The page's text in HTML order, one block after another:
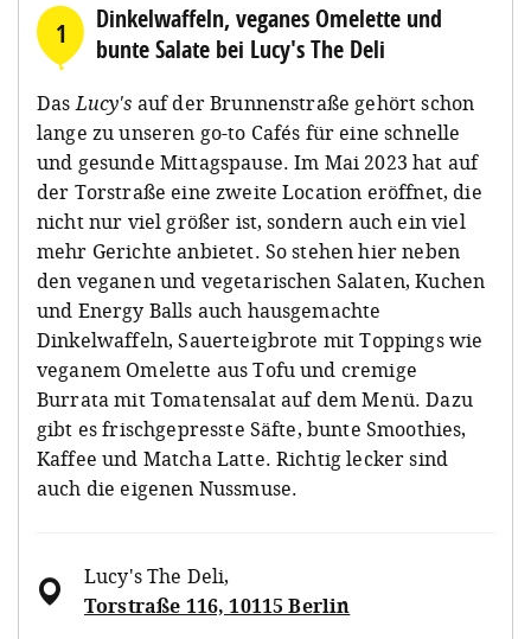
1
Dinkelwaffeln, veganes Omelette und
bunte Salate bei Lucy's The Deli
DasLucy's auf der Brunnenstraße gehört schon
lange zu unseren go-to Cafés für eine schnelle
und gesunde Mittagspause. Im Mai 2023 hat auf
der Torstraße eine zweite Location eröffnet, die
nicht nur viel größer ist, sondern auch ein viel
mehr Gerichte anbietet. So stehen hier neben
den veganen und vegetarischen Salaten, Kuchen
und Energy Balls auch hausgemachte
Dinkelwaffeln, Sauerteigbrote mit Toppings wie
veganem Omelette aus Tofu und cremige
Burrata mit Tomatensalat auf dem Menü. Dazu
gibt es frischgepresste Säfte, bunte Smoothies,
Kaffee und Matcha Latte. Richtig lecker sind
auch die eigenen Nussmuse.
Lucy's The Deli,
Torstraße 116, 10115 Berlin